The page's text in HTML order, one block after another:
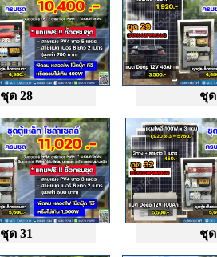
ชุด 28 ชุด
ชุด 31 ชุด